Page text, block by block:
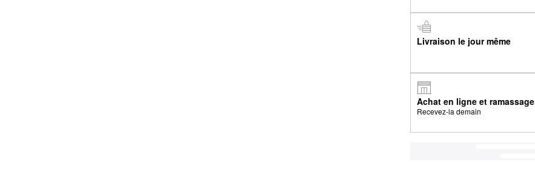
Livraison le jour même
Achat en ligne et ramassage
Recevez-la demain